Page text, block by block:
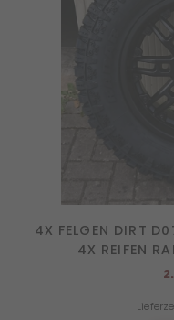
4X FELGEN DIRT
4X REIFEN